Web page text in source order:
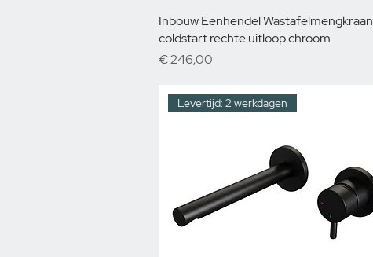
Inbouw Eenhendel Wastafelmengkraan
coldstart rechte uitloop chroom
Prijs
€ 246,00
Levertijd: 2 werkdagen